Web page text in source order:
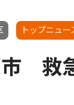
トップニュー
市 救